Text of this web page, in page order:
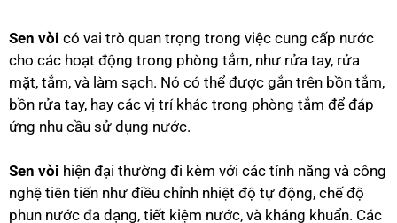
Sen vòi có vai trò quan trọng trong việc cung cấp nước
cho các hoạt động trong phòng tắm, như rửa tay, rửa
mặt, tắm, và làm sạch. Nó có thể được gắn trên bồn tắm,
bồn rửa tay, hay các vị trí khác trong phòng tắm để đáp
ứng nhu cầu sử dụng nước.
Sen vòi hiện đại thường đi kèm với các tính năng và công
nghệ tiên tiến như điều chỉnh nhiệt độ tự động, chế độ
phun nước đa dạng, tiết kiệm nước, và kháng khuẩn. Các